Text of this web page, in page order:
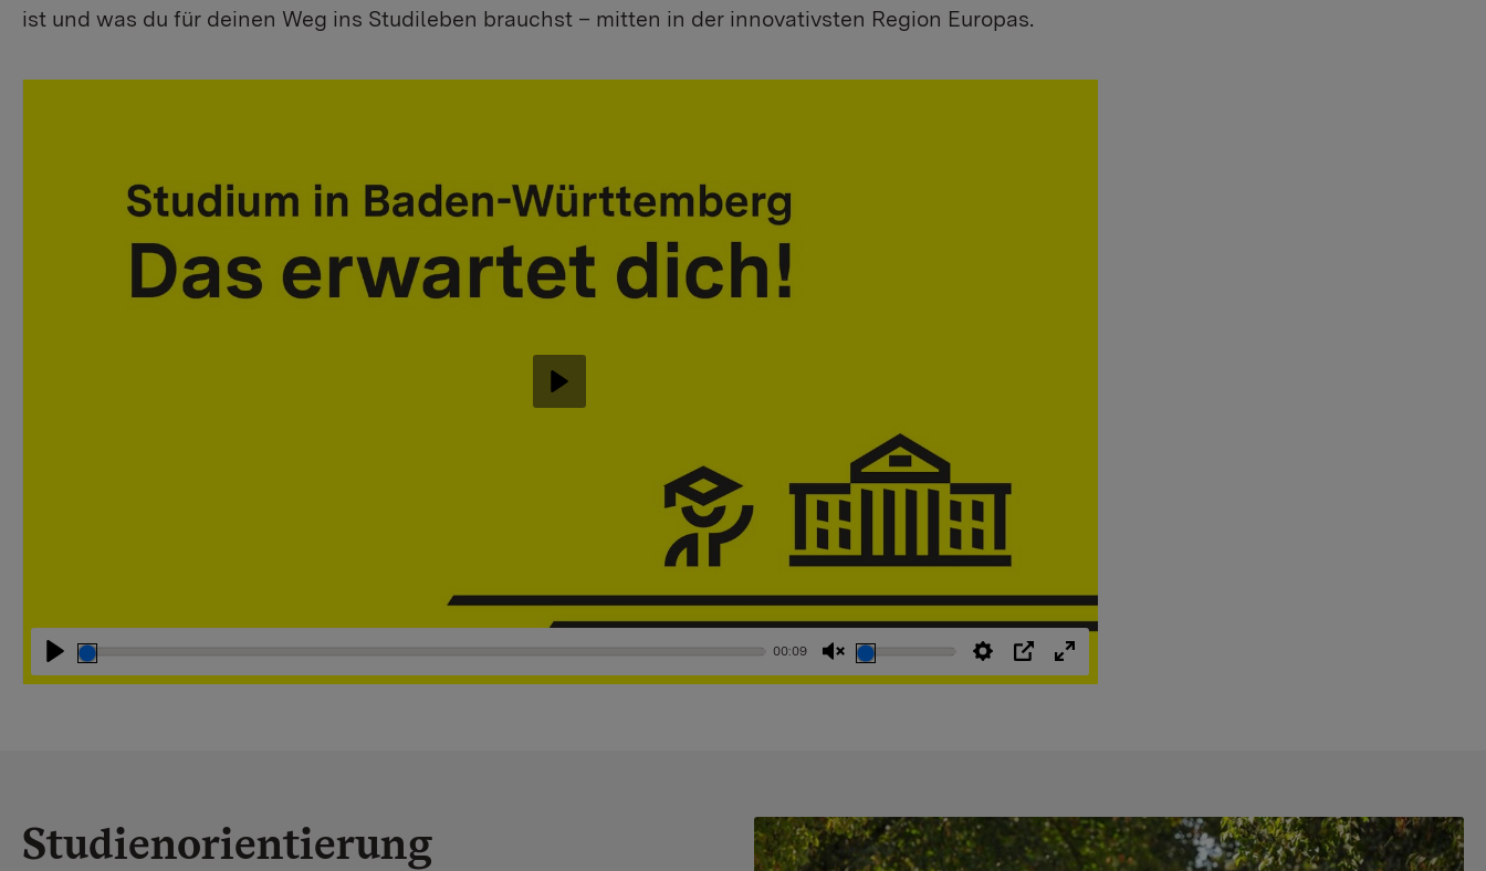
ist und was du für deinen Weg ins Studileben brauchst – mitten in der innovativsten Region Europas.
Abspielen
00:09
StummschaltungEinstellungen
PIP Vollbild
Abspielen
Studienorientierung